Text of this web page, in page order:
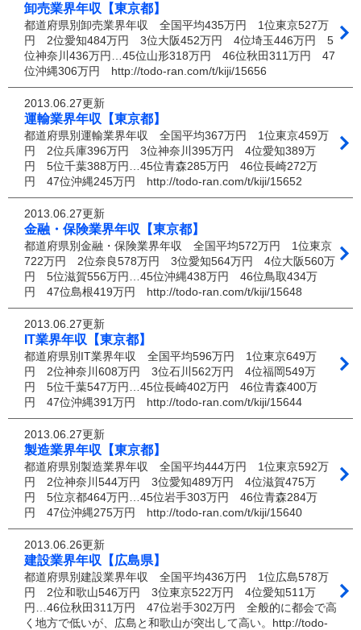
卸売業界年収【東京都】
都道府県別卸売業界年収 全国平均435万円 1位東京527万
円 2位愛知484万円 3位大阪452万円 4位埼玉446万円 5
位神奈川436万円…45位山形318万円 46位秋田311万円 47
位沖縄306万円 http://todo-ran.com/t/kiji/15656
2013.06.27更新
運輸業界年収【東京都】
都道府県別運輸業界年収 全国平均367万円 1位東京459万
円 2位兵庫396万円 3位神奈川395万円 4位愛知389万
円 5位千葉388万円…45位青森285万円 46位長崎272万
円 47位沖縄245万円 http://todo-ran.com/t/kiji/15652
2013.06.27更新
金融・保険業界年収【東京都】
都道府県別金融・保険業界年収 全国平均572万円 1位東京
722万円 2位奈良578万円 3位愛知564万円 4位大阪560万
円 5位滋賀556万円…45位沖縄438万円 46位鳥取434万
円 47位島根419万円 http://todo-ran.com/t/kiji/15648
2013.06.27更新
IT業界年収【東京都】
都道府県別IT業界年収 全国平均596万円 1位東京649万
円 2位神奈川608万円 3位石川562万円 4位福岡549万
円 5位千葉547万円…45位長崎402万円 46位青森400万
円 47位沖縄391万円 http://todo-ran.com/t/kiji/15644
2013.06.27更新
製造業界年収【東京都】
都道府県別製造業界年収 全国平均444万円 1位東京592万
円 2位神奈川544万円 3位愛知489万円 4位滋賀475万
円 5位京都464万円…45位岩手303万円 46位青森284万
円 47位沖縄275万円 http://todo-ran.com/t/kiji/15640
2013.06.26更新
建設業界年収【広島県】
都道府県別建設業界年収 全国平均436万円 1位広島578万
円 2位和歌山546万円 3位東京522万円 4位愛知511万
円…46位秋田311万円 47位岩手302万円 全般的に都会で高
く地方で低いが、広島と和歌山が突出して高い。http://todo-